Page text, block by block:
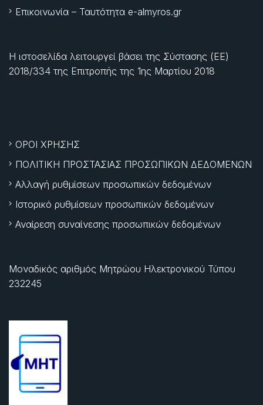
Επικοινωνία – Ταυτότητα e-almyros.gr
Η ιστοσελίδα λειτουργεί βάσει της Σύστασης (ΕΕ)
2018/334 της Επιτροπής της 1ης Μαρτίου 2018
ΟΡΟΙ ΧΡΗΣΗΣ
ΠΟΛΙΤΙΚΗ ΠΡΟΣΤΑΣΙΑΣ ΠΡΟΣΩΠΙΚΩΝ ΔΕΔΟΜΕΝΩΝ
Αλλαγή ρυθμίσεων προσωπικών δεδομένων
Ιστορικό ρυθμίσεων προσωπικών δεδομένων
Αναίρεση συναίνεσης προσωπικών δεδομένων
Μοναδικός αριθμός Μητρώου Ηλεκτρονικού Τύπου
232245